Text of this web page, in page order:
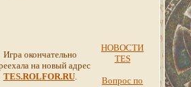
Игра окончательно
на новый адрес
TES.ROLFOR.RU.
НОВОСТИ
TES
Вопрос по